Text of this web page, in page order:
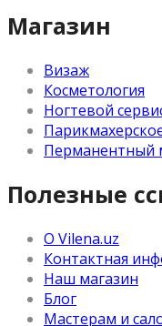
Магазин
Визаж
Косметология
Ногтевой
Перманентный
Полезные
О Vilena.uz
Контактная
Наш магазин
Блог
Мастерам и